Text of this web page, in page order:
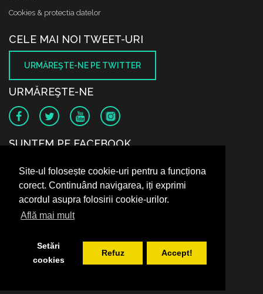
Site-ul folosește cookie-uri pentru a funcționa
corect. Continuând navigarea, iți exprimi
acordul asupra folosirii cookie-urilor.
Află mai mult
Setări
cookies
Refuz Accept!
Cookies & protectia datelor
CELE MAI NOI TWEET-URI
URMĂREŞTE-NE PE TWITTER
URMĂREŞTE-NE
SUNTEM PE FACEBOOK